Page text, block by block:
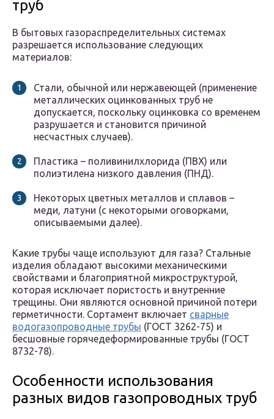
труб
В бытовых газораспределительных системах
разрешается использование следующих
материалов:
Стали, обычной или нержавеющей (применение
металлических оцинкованных труб не
допускается, поскольку оцинковка со временем
разрушается и становится причиной
несчастных случаев).
Пластика – поливинилхлорида (ПВХ) или
полиэтилена низкого давления (ПНД).
Некоторых цветных металлов и сплавов –
меди, латуни (с некоторыми оговорками,
описываемыми далее).
Какие трубы чаще используют для газа? Стальные
изделия обладают высокими механическими
свойствами и благоприятной микроструктурой,
которая исключает пористость и внутренние
трещины. Они являются основной причиной потери
герметичности. Сортамент включает сварные
водогазопроводные трубы (ГОСТ 3262-75) и
бесшовные горячедеформированные трубы (ГОСТ
8732-78).
Особенности использования
разных видов газопроводных труб